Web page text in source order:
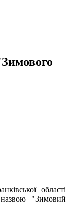
області
"Зимовий